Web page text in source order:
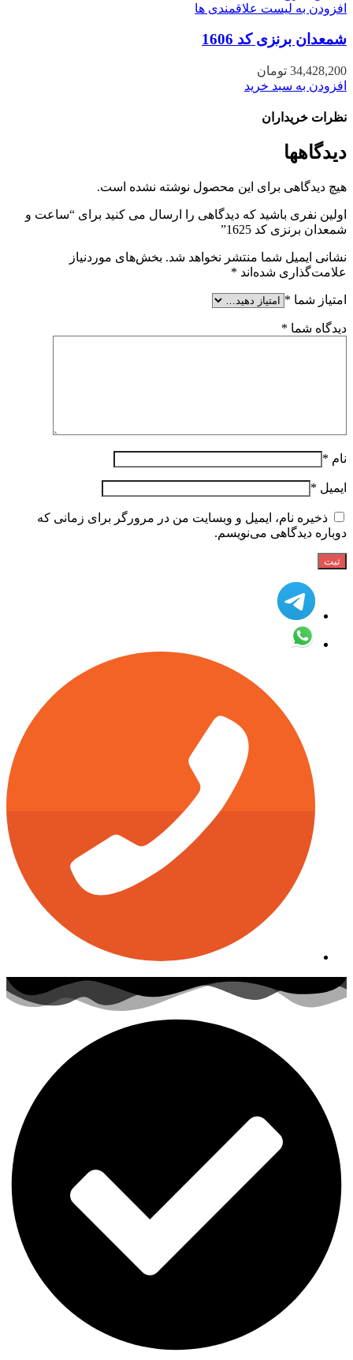
افزودن به لیست علاقمندی ها
شمعدان برنزی کد 1606
34,428,200 تومان
افزودن به سبد خرید
نظرات خریداران
دیدگاهها
هیچ دیدگاهی برای این محصول نوشته نشده است.
اولین نفری باشید که دیدگاهی را ارسال می کنید برای “ساعت و
شمعدان برنزی کد 1625”
نشانی ایمیل شما منتشر نخواهد شد. بخش‌های موردنیاز
علامت‌گذاری شده‌اند *
امتیاز شما *
دیدگاه شما *
نام *
ایمیل *
ذخیره نام، ایمیل و وبسایت من در مرورگر برای زمانی که
دوباره دیدگاهی می‌نویسم.